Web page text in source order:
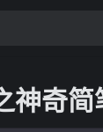
神奇